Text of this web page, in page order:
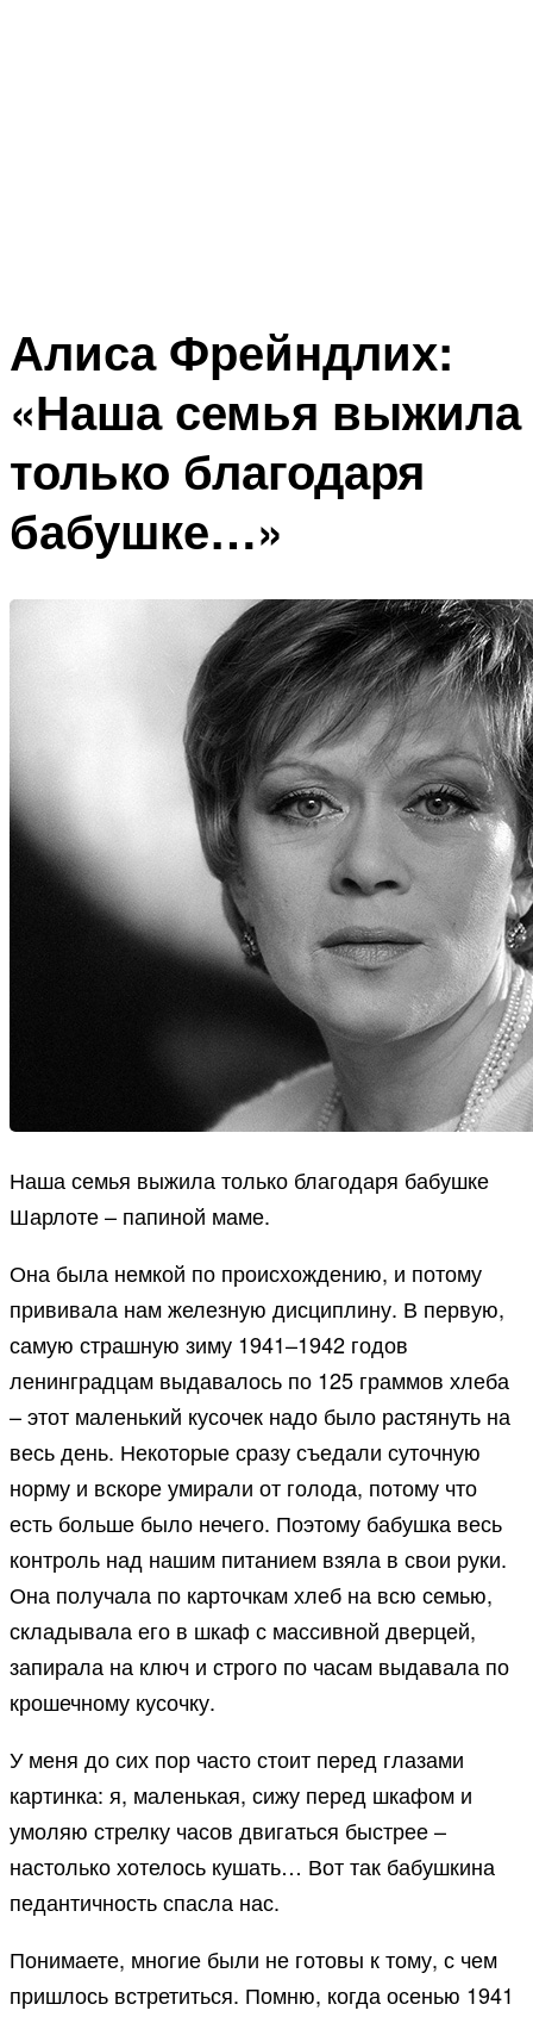
Алиса Фрейндлих:
«Наша семья выжила
только благодаря
бабушке…»
Наша семья выжила только благодаря бабушке
Шарлоте – папиной маме.
Она была немкой по происхождению, и потому
прививала нам железную дисциплину. В первую,
самую страшную зиму 1941–1942 годов
ленинградцам выдавалось по 125 граммов хлеба
– этот маленький кусочек надо было растянуть на
весь день. Некоторые сразу съедали суточную
норму и вскоре умирали от голода, потому что
есть больше было нечего. Поэтому бабушка весь
контроль над нашим питанием взяла в свои руки.
Она получала по карточкам хлеб на всю семью,
складывала его в шкаф с массивной дверцей,
запирала на ключ и строго по часам выдавала по
крошечному кусочку.
У меня до сих пор часто стоит перед глазами
картинка: я, маленькая, сижу перед шкафом и
умоляю стрелку часов двигаться быстрее –
настолько хотелось кушать… Вот так бабушкина
педантичность спасла нас.
Понимаете, многие были не готовы к тому, с чем
пришлось встретиться. Помню, когда осенью 1941